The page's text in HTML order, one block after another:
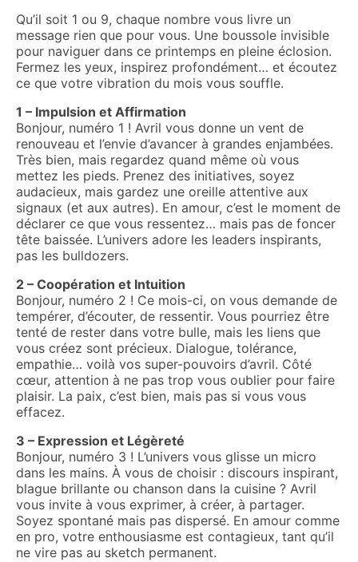
Qu’il soit 1 ou 9, chaque nombre vous livre un
message rien que pour vous. Une boussole invisible
pour naviguer dans ce printemps en pleine éclosion.
Fermez les yeux, inspirez profondément… et écoutez
ce que votre vibration du mois vous souffle.
1 – Impulsion et Affirmation
Bonjour, numéro 1 ! Avril vous donne un vent de
renouveau et l’envie d’avancer à grandes enjambées.
Très bien, mais regardez quand même où vous
mettez les pieds. Prenez des initiatives, soyez
audacieux, mais gardez une oreille attentive aux
signaux (et aux autres). En amour, c’est le moment de
déclarer ce que vous ressentez… mais pas de foncer
tête baissée. L’univers adore les leaders inspirants,
pas les bulldozers.
2 – Coopération et Intuition
Bonjour, numéro 2 ! Ce mois-ci, on vous demande de
tempérer, d’écouter, de ressentir. Vous pourriez être
tenté de rester dans votre bulle, mais les liens que
vous créez sont précieux. Dialogue, tolérance,
empathie… voilà vos super-pouvoirs d’avril. Côté
cœur, attention à ne pas trop vous oublier pour faire
plaisir. La paix, c’est bien, mais pas si vous vous
effacez.
3 – Expression et Légèreté
Bonjour, numéro 3 ! L’univers vous glisse un micro
dans les mains. À vous de choisir : discours inspirant,
blague brillante ou chanson dans la cuisine ? Avril
vous invite à vous exprimer, à créer, à partager.
Soyez spontané mais pas dispersé. En amour comme
en pro, votre enthousiasme est contagieux, tant qu’il
ne vire pas au sketch permanent.